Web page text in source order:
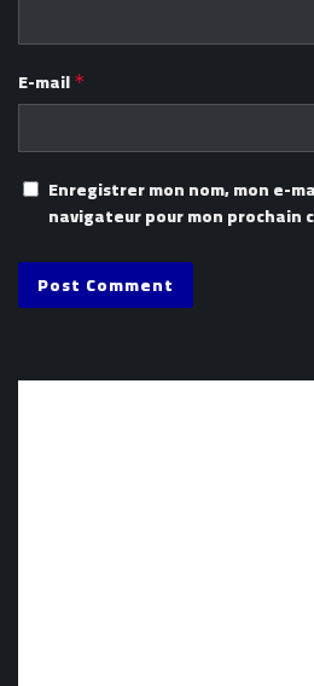
E-mail *
Enregistrer mon nom, mon e-
navigateur pour mon prochain